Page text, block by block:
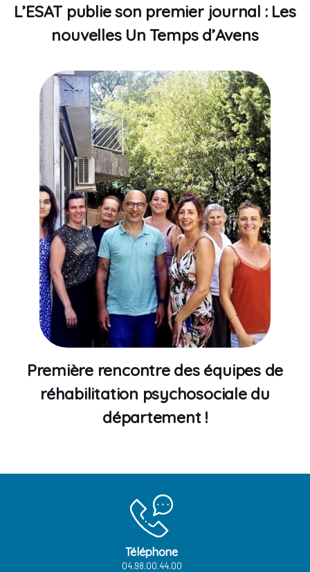
L’ESAT publie son premier journal : Les
nouvelles Un Temps d’Avens
Première rencontre des équipes de
réhabilitation psychosociale du
département !
Téléphone
04.98.00.44.00